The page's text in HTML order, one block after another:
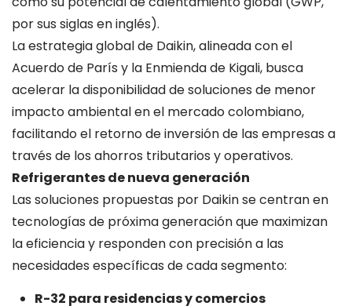
por sus siglas en inglés).
La estrategia global de Daikin, alineada con el
Acuerdo de París y la Enmienda de Kigali, busca
acelerar la disponibilidad de soluciones de menor
impacto ambiental en el mercado colombiano,
facilitando el retorno de inversión de las empresas a
través de los ahorros tributarios y operativos.
Refrigerantes de nueva generación
Las soluciones propuestas por Daikin se centran en
tecnologías de próxima generación que maximizan
la eficiencia y responden con precisión a las
necesidades específicas de cada segmento:
R-32 para residencias y comercios